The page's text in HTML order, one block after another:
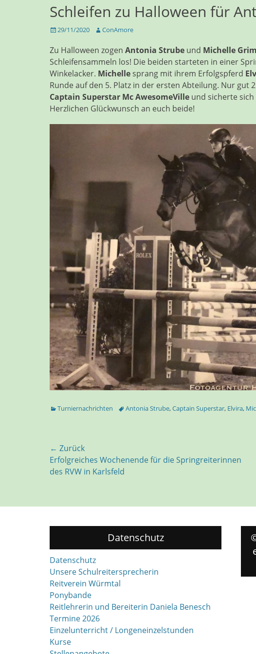
Schleifen zu Halloween für
Veröffentlicht
29/11/2020 AutorConAmore
Zu Halloween zogen Antonia Strube und Michelle
Schleifensammeln los! Die beiden starteten in einer
Winkelacker. Michelle sprang mit ihrem Erfolgspferd
Runde auf den 5. Platz in der ersten Abteilung. Nur gut
Captain Superstar Mc AwesomeVille und sicherte
Herzlichen Glückwunsch an euch beide!
Kategorien
Turniernachrichten TagsAntonia Strube,Captain Superstar, Elvira,
Beitragsnavigation
← Zurück
Vorhergehender
Beitrag:
Erfolgreiches Wochenende für die Springreiterinnen
des RVW in Karlsfeld
Datenschutz
Datenschutz
Unsere Schulreitersprecherin
Reitverein Würmtal
Ponybande
Reitlehrerin und Bereiterin Daniela Benesch
Termine 2026
Einzelunterricht / Longeneinzelstunden
Kurse